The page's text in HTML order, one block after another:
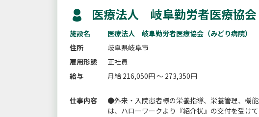
医療法人 岐阜勤労者医療協会
施設名
医療法人 岐阜勤労者医療協会（みどり病院）
住所
岐阜県岐阜市
雇用形態
正社員
給与
月給 216,050円 ～ 273,350円
仕事内容
●外来・入院患者様の栄養指導、栄養管理、機
は、ハローワークより『紹介状』の交付を受け